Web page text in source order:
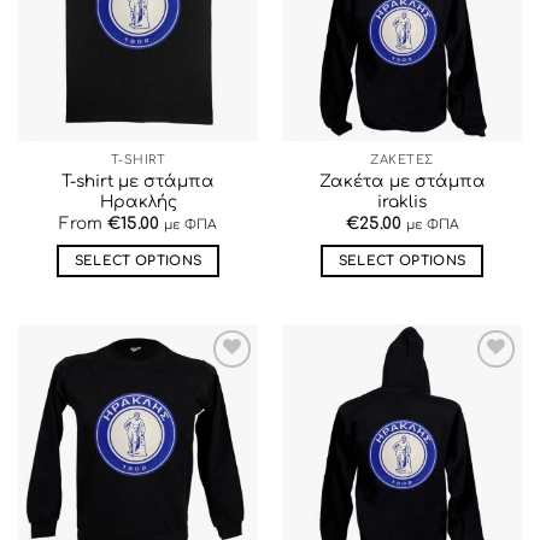
ΕΠΙΘΥΜΙΏΝ
T-SHIRT
T-shirt με στάμπα
Ηρακλής
From €15.00 με ΦΠΑ
SELECT OPTIONS
προϊόν
πολλαπλές
παραλλαγές.
Οι
επιλογές
μπορούν
ΕΠΙΘΥΜΙΏΝ
ΖΑΚΕΤΕΣ
Ζακέτα με στάμπα
iraklis
€25.00 με ΦΠΑ
SELECT OPTIONS
προϊόν
έχει
πολλαπλές
παραλλαγές.
Οι
επιλογές
μπορούν
ΠΡΟΣΘΉΚΗ
ΣΤΗΝ ΛΊΣΤΑ
ΕΠΙΘΥΜΙΏΝ
ΠΡΟΣΘΉΚΗ
ΣΤΗΝ ΛΊΣΤΑ
ΕΠΙΘΥΜΙΏΝ